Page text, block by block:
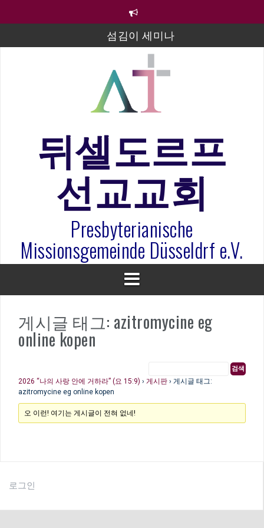
섬김이 세미나
김태희 자매 졸업연주
2023년 어린이 주일 유초등부 발표
라합3 나라 봉헌송
은퇴사-우선화 권사
20260322 주안에 가만히 머물기(요한복음 15:1-17) 손
훈목사
뒤셀도르프
선교교회
Presbyterianische
Missionsgemeinde Düsseldrf e.V.
게시글 태그: azitromycine eg
online kopen
2026 “나의 사랑 안에 거하라” (요 15:9) › 게시판 › 게시글 태그:
azitromycine eg online kopen
오 이런! 여기는 게시글이 전혀 없네!
로그인